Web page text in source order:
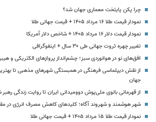
چرا پکن پایتخت معماری جهان شد؟
نمودار قیمت طلا ۱۶ مرداد ۱۴۰۵ + قیمت جهانی طلا
نمودار قیمت دلار ۱۶ مرداد ۱۴۰۵ + شاخص دلار آمریکا
تغییر چهره‌ ثروت جهانی طی ۳۰ سال + اینفوگرافی
افق‌های نو در هوانوردی سبز؛ چشم‌انداز پروازهای الکتریکی و
از نقش دیپلماسی فرهنگی در همبستگی شهرهای مذهبی تا
جهان
از قهرمانی بانوی ملی‌پوش دوومیدانی ایران تا روایت زندگی
شهر هوشمند و شهروند آگاه؛ کلیدهای کاهش مصرف انرژی در
نمودار قیمت طلا ۱۵ مرداد ۱۴۰۵ + قیمت جهانی طلا